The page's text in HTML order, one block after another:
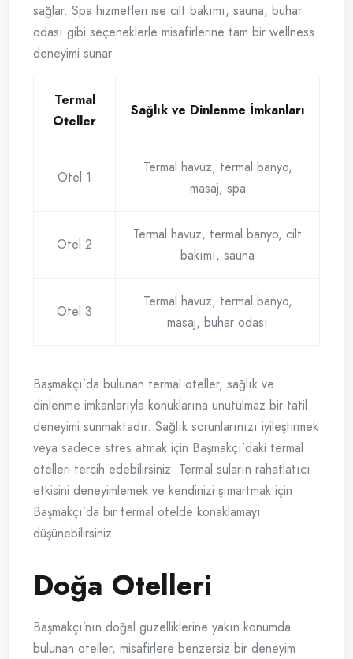
sağlar. Spa hizmetleri ise cilt bakımı, sauna, buhar
odası gibi seçeneklerle misafirlerine tam bir wellness
deneyimi sunar.
Termal
Oteller
Sağlık ve Dinlenme İmkanları
Otel 1
Termal havuz, termal banyo,
masaj, spa
Otel 2
Termal havuz, termal banyo, cilt
bakımı, sauna
Otel 3
Termal havuz, termal banyo,
masaj, buhar odası
Başmakçı’da bulunan termal oteller, sağlık ve
dinlenme imkanlarıyla konuklarına unutulmaz bir tatil
deneyimi sunmaktadır. Sağlık sorunlarınızı iyileştirmek
veya sadece stres atmak için Başmakçı’daki termal
otelleri tercih edebilirsiniz. Termal suların rahatlatıcı
etkisini deneyimlemek ve kendinizi şımartmak için
Başmakçı’da bir termal otelde konaklamayı
düşünebilirsiniz.
Doğa Otelleri
Başmakçı’nın doğal güzelliklerine yakın konumda
bulunan oteller, misafirlere benzersiz bir deneyim